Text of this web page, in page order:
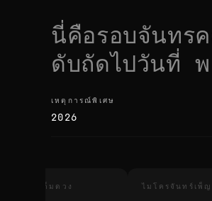
นี่คือรอบจันทร
ดับถัดไปวันที่
เหตุการณ์พิเศษ
เหตุการณ์พิเศษ
2026
รุปราคาเต็มดวง ไมโครจันทร์เพ็ญ